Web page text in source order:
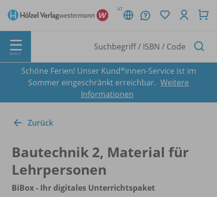
AT
MENÜ
Schöne Ferien! Unser Kund*innen-Service ist im
Sommer eingeschränkt erreichbar. Weitere
Informationen
Zurück
Bautechnik 2, Material für
Lehrpersonen
BiBox - Ihr digitales Unterrichtspaket